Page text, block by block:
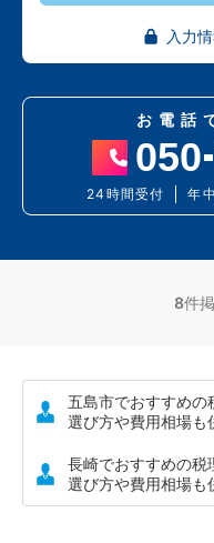
入力
お電話
050
24時間受付 年
8件
五島市でおすすめの
選び方や費用相場も
長崎でおすすめの税
選び方や費用相場も